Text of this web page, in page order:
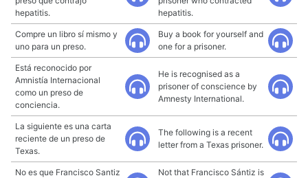
hepatitis.
hepatitis.
Compre un libro sí mismo y
uno para un preso.
Buy a book for yourself and
one for a prisoner.
Está reconocido por
Amnistía Internacional
como un preso de
conciencia.
He is recognised as a
prisoner of conscience by
Amnesty International.
La siguiente es una carta
reciente de un preso de
Texas.
The following is a recent
letter from a Texas prisoner.
No es que Francisco Santiz
Not that Francisco Sántiz is